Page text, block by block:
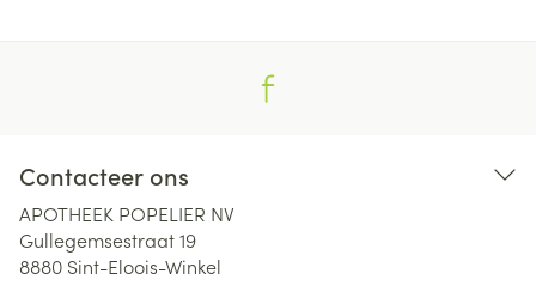
Contacteer ons
APOTHEEK POPELIER NV
Gullegemsestraat 19
8880 Sint-Eloois-Winkel